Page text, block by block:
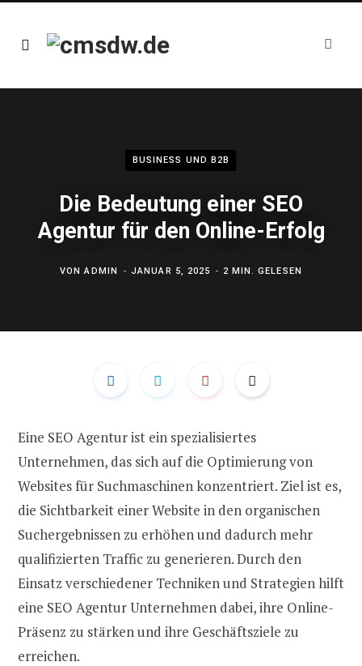
BUSINESS UND B2B
Die Bedeutung einer SEO
Agentur für den Online-Erfolg
VONADMIN JANUAR 5, 2025 2 MIN. GELESEN
Eine SEO Agentur ist ein spezialisiertes
Unternehmen, das sich auf die Optimierung von
Websites für Suchmaschinen konzentriert. Ziel ist es,
die Sichtbarkeit einer Website in den organischen
Suchergebnissen zu erhöhen und dadurch mehr
qualifizierten Traffic zu generieren. Durch den
Einsatz verschiedener Techniken und Strategien hilft
eine SEO Agentur Unternehmen dabei, ihre Online-
Präsenz zu stärken und ihre Geschäftsziele zu
erreichen.